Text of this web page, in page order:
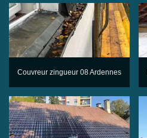
Couvreur zingueur 08 Ardennes